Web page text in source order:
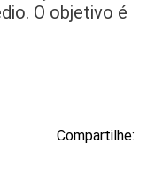
O objetivo é
Compartilhe: